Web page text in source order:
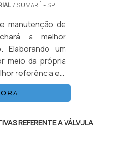
/ SUMARÉ - SP
manutenção de
a melhor
Elaborando um
meio da própria
referência em
a temática é
com os
da RRG
excelente
das
REFERENTE A VÁLVULA